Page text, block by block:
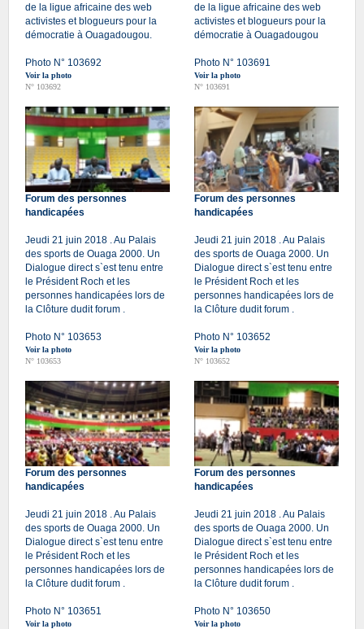
de la ligue africaine des web
activistes et blogueurs pour la
démocratie à Ouagadougou.
Photo N° 103692
Voir la photo
N° 103692
de la ligue africaine des web
activistes et blogueurs pour la
démocratie à Ouagadougou
Photo N° 103691
Voir la photo
N° 103691
Forum des personnes
handicapées
Jeudi 21 juin 2018 . Au Palais
des sports de Ouaga 2000. Un
Dialogue direct s`est tenu entre
le Président Roch et les
personnes handicapées lors de
la Clôture dudit forum .
Photo N° 103653
Voir la photo
N° 103653
Forum des personnes
handicapées
Jeudi 21 juin 2018 . Au Palais
des sports de Ouaga 2000. Un
Dialogue direct s`est tenu entre
le Président Roch et les
personnes handicapées lors de
la Clôture dudit forum .
Photo N° 103652
Voir la photo
N° 103652
Forum des personnes
handicapées
Jeudi 21 juin 2018 . Au Palais
des sports de Ouaga 2000. Un
Dialogue direct s`est tenu entre
le Président Roch et les
personnes handicapées lors de
la Clôture dudit forum .
Photo N° 103651
Voir la photo
Forum des personnes
handicapées
Jeudi 21 juin 2018 . Au Palais
des sports de Ouaga 2000. Un
Dialogue direct s`est tenu entre
le Président Roch et les
personnes handicapées lors de
la Clôture dudit forum .
Photo N° 103650
Voir la photo